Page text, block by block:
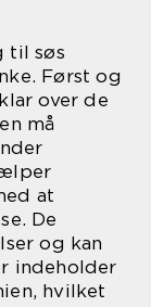
til søs
Først og
over de
må
at
De
og kan
indeholder
hvilket